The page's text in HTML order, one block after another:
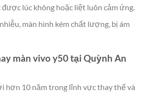
được lúc không hoặc liệt luôn cảm ứng.
màn hình kém chất lượng, bị ám
màn vivo y50 tại Quỳnh An
hơn 10 năm trong lĩnh vực thay thế và